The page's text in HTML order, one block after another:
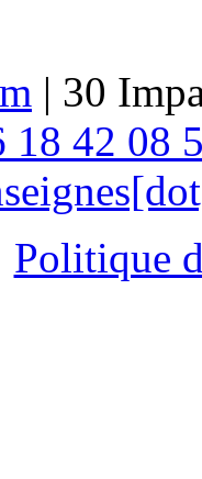
| 30
18 42 08
Politique